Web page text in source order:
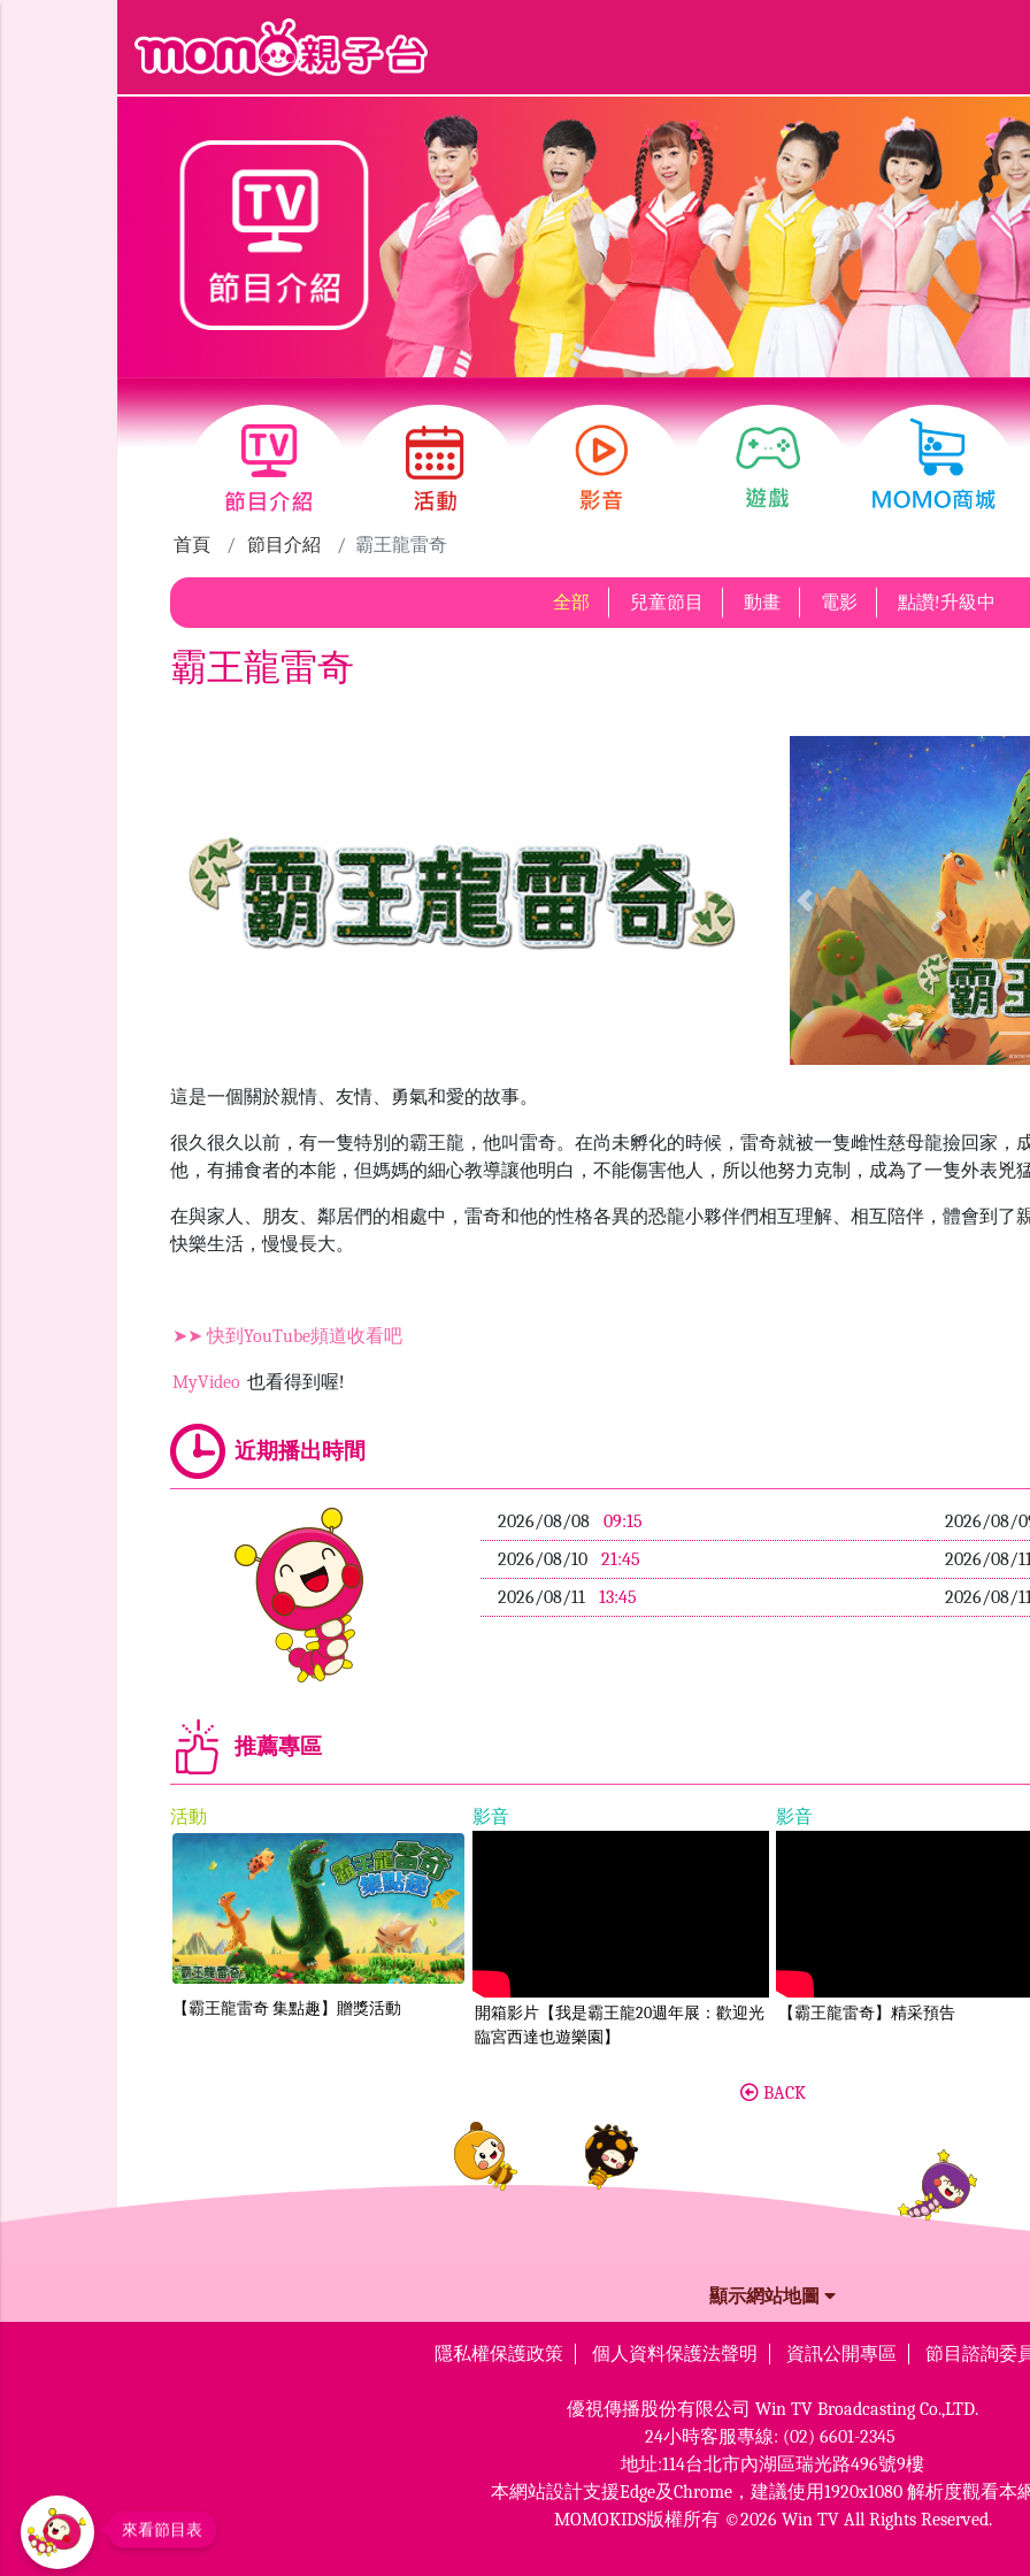
首頁 節目介紹 霸王龍雷奇
全部 兒童節目 動畫 電影 點讚!升級中
霸王龍雷奇
Previous
這是一個關於親情、友情、勇氣和愛的故事。
很久很久以前，有一隻特別的霸王龍，他叫雷奇。在尚未孵化的時候，雷奇就被一隻雌性慈母龍撿回家，
他，有捕食者的本能，但媽媽的細心教導讓他明白，不能傷害他人，所以他努力克制，成為了一隻外表兇
在與家人、朋友、鄰居們的相處中，雷奇和他的性格各異的恐龍小夥伴們相互理解、相互陪伴，體會到了
快樂生活，慢慢長大。
➤➤ 快到YouTube頻道收看吧
MyVideo 也看得到喔!
近期播出時間
2026/08/08 09:15
2026/08/
2026/08/10
21:45
2026/08/
2026/08/11
13:45 2026/08/
推薦專區
活動
【霸王龍雷奇 集點趣】贈獎活動
影音
開箱影片【我是霸王龍20週年展：歡迎光
臨宮西達也遊樂園】
影音
【霸王龍雷奇】精采預告
BACK
顯示網站地圖
隱私權保護政策 個人資料保護法聲明 資訊公開專區 節目諮詢委
優視傳播股份有限公司 Win TV Broadcasting Co.,LTD.
24小時客服專線: (02) 6601-2345
地址:114台北市內湖區瑞光路496號9樓
本網站設計支援Edge及Chrome， 建議使用1920x1080 解析度觀看本
MOMOKIDS版權所有 ©2026 Win TV All Rights Reserved.
來看節目表